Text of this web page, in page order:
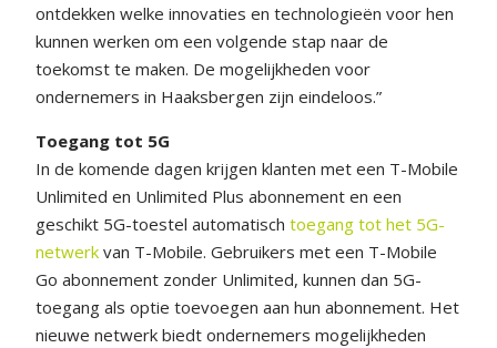
ontdekken welke innovaties en technologieën voor hen
kunnen werken om een volgende stap naar de
toekomst te maken. De mogelijkheden voor
ondernemers in Haaksbergen zijn eindeloos.”
Toegang tot 5G
In de komende dagen krijgen klanten met een T-Mobile
Unlimited en Unlimited Plus abonnement en een
geschikt 5G-toestel automatisch toegang tot het 5G-
netwerk van T-Mobile. Gebruikers met een T-Mobile
Go abonnement zonder Unlimited, kunnen dan 5G-
toegang als optie toevoegen aan hun abonnement. Het
nieuwe netwerk biedt ondernemers mogelijkheden